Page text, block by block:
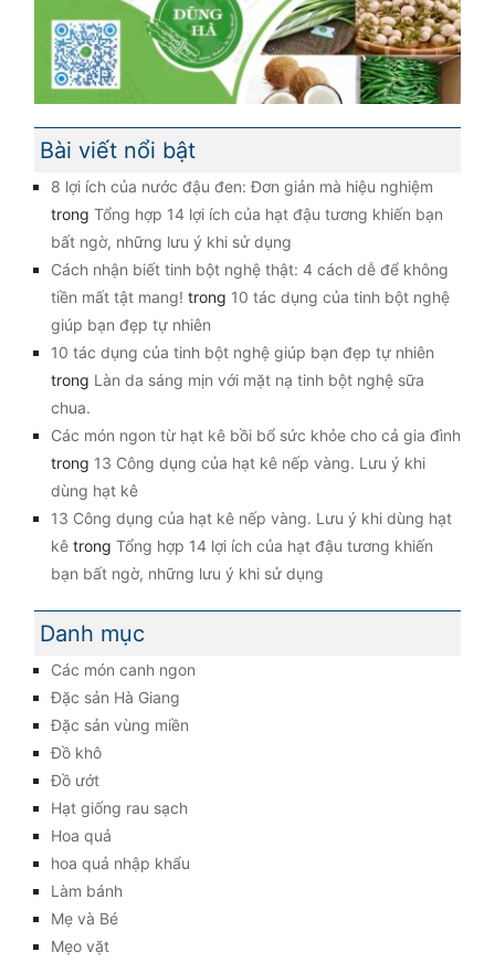
Bài viết nổi bật
8 lợi ích của nước đậu đen: Đơn giản mà hiệu nghiệm
trong Tổng hợp 14 lợi ích của hạt đậu tương khiến bạn
bất ngờ, những lưu ý khi sử dụng
Cách nhận biết tinh bột nghệ thật: 4 cách dễ để không
tiền mất tật mang! trong 10 tác dụng của tinh bột nghệ
giúp bạn đẹp tự nhiên
10 tác dụng của tinh bột nghệ giúp bạn đẹp tự nhiên
trong Làn da sáng mịn với mặt nạ tinh bột nghệ sữa
chua.
Các món ngon từ hạt kê bồi bổ sức khỏe cho cả gia đình
trong 13 Công dụng của hạt kê nếp vàng. Lưu ý khi
dùng hạt kê
13 Công dụng của hạt kê nếp vàng. Lưu ý khi dùng hạt
kê trong Tổng hợp 14 lợi ích của hạt đậu tương khiến
bạn bất ngờ, những lưu ý khi sử dụng
Danh mục
Các món canh ngon
Đặc sản Hà Giang
Đặc sản vùng miền
Đồ khô
Đồ ướt
Hạt giống rau sạch
Hoa quả
hoa quả nhập khẩu
Làm bánh
Mẹ và Bé
Mẹo vặt